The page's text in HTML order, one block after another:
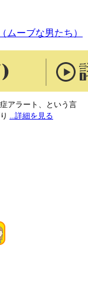
ムーブな男たち）
アラート、という言
...詳細を見る